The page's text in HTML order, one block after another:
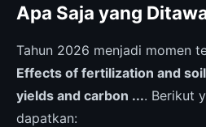
Apa Saja yang
Tahun 2026 menjadi momen
Effects of fertilization and
yields and carbon .... Berikut
dapatkan: